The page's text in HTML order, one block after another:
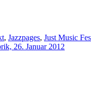
, Jazzpages, Just Music
26. Januar 2012